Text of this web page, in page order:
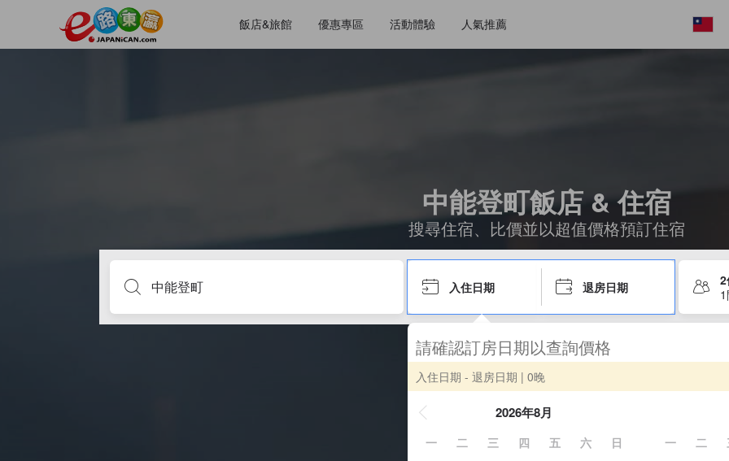
飯店&旅館 優惠專區 活動體驗 人氣推薦
中能登町飯店 & 住宿
搜尋住宿、比價並以超值價格預訂住宿
入住日期 退房日期
請確認訂房日期以查詢價格
入住日期 - 退房日期 | 0晚
2026年8月
一 二 三 四 五 六
日
一 二